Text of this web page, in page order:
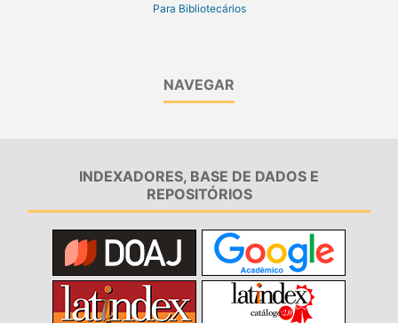
Para Bibliotecários
NAVEGAR
INDEXADORES, BASE DE DADOS E
REPOSITÓRIOS